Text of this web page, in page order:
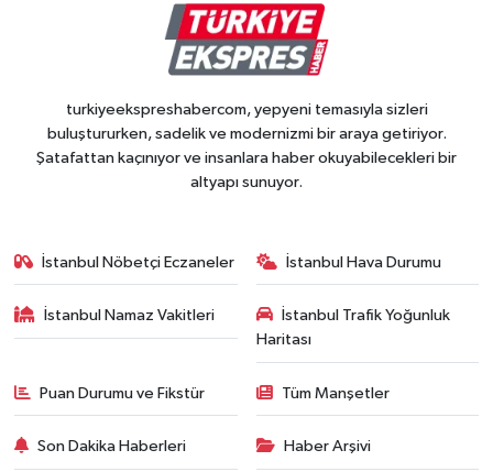
turkiyeekspreshabercom, yepyeni temasıyla sizleri
buluştururken, sadelik ve modernizmi bir araya getiriyor.
Şatafattan kaçınıyor ve insanlara haber okuyabilecekleri bir
altyapı sunuyor.
İstanbul Nöbetçi Eczaneler İstanbul Hava Durumu
İstanbul Namaz Vakitleri
İstanbul Trafik Yoğunluk
Haritası
Puan Durumu ve Fikstür Tüm Manşetler
Son Dakika Haberleri Haber Arşivi